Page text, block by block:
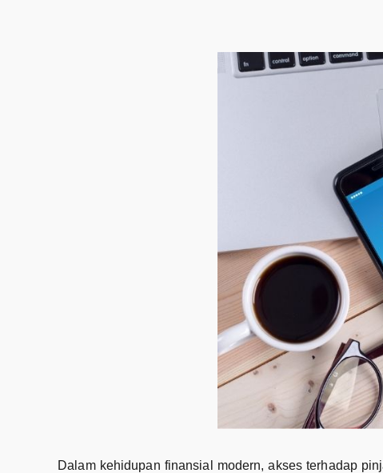
Dalam kehidupan finansial modern, akses terhadap